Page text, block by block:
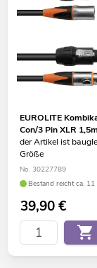
EUROLITE
Con/3 Pin XLR 1,5m
der Artikel ist
Größe
No. 30227789
Bestand reicht ca. 11
39,90€